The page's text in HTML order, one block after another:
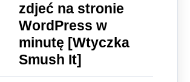
zdjeć na stronie
WordPress w
minutę [Wtyczka
Smush It]